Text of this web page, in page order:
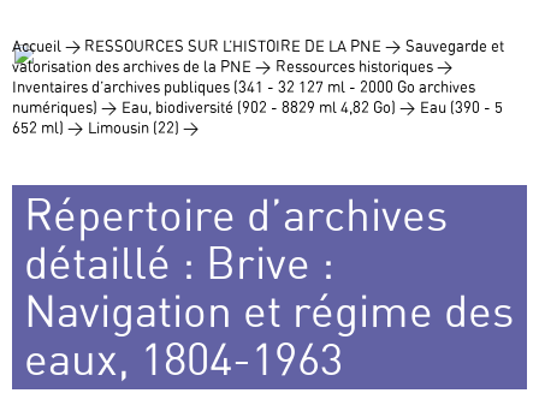
Accueil > RESSOURCES SUR L’HISTOIRE DE LA PNE > Sauvegarde et
valorisation des archives de la PNE > Ressources historiques >
Inventaires d’archives publiques (341 - 32 127 ml - 2000 Go archives
numériques) > Eau, biodiversité (902 - 8829 ml 4,82 Go) > Eau (390 - 5
652 ml) > Limousin (22) >
Répertoire d’archives
détaillé : Brive :
Navigation et régime des
eaux, 1804-1963